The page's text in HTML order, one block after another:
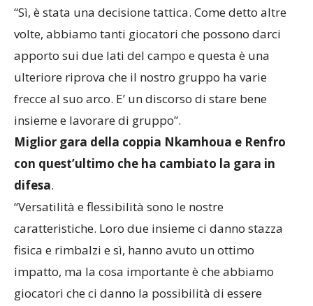
“Sì, è stata una decisione tattica. Come detto altre
volte, abbiamo tanti giocatori che possono darci
apporto sui due lati del campo e questa è una
ulteriore riprova che il nostro gruppo ha varie
frecce al suo arco. E’ un discorso di stare bene
insieme e lavorare di gruppo”.
Miglior gara della coppia Nkamhoua e Renfro
con quest’ultimo che ha cambiato la gara in
difesa.
“Versatilità e flessibilità sono le nostre
caratteristiche. Loro due insieme ci danno stazza
fisica e rimbalzi e sì, hanno avuto un ottimo
impatto, ma la cosa importante è che abbiamo
giocatori che ci danno la possibilità di essere